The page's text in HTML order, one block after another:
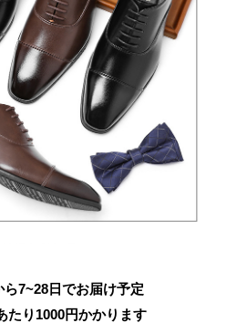
ら7~28日でお届け予定
たり 1000円かかります